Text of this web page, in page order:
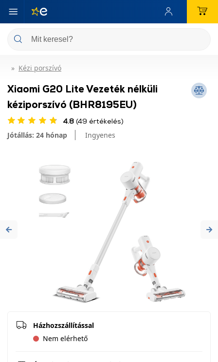
Kézi porszívó
Xiaomi G20 Lite Vezeték nélküli
kéziporszívó (BHR8195EU)
4.8 (49 értékelés)
Jótállás: 24 hónap Ingyenes
Previous
Házhozszállítással
Nem elérhető